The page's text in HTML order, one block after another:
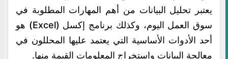
يعتبر تحليل البيانات من أهم المهارات المطلوبة في
سوق العمل اليوم، وكذلك برنامج إكسل (Excel) هو
أحد الأدوات الأساسية التي يعتمد عليها المحللون في
معالجة البيانات واستخراج المعلومات القيمة منها.